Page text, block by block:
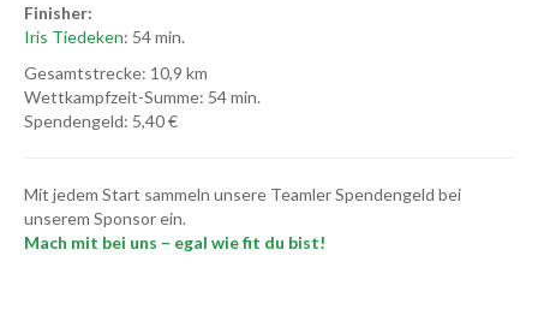
Finisher:
Iris Tiedeken: 54 min.
Gesamtstrecke: 10,9 km
Wettkampfzeit-Summe: 54 min.
Spendengeld: 5,40 €
Mit jedem Start sammeln unsere Teamler Spendengeld bei
unserem Sponsor ein.
Mach mit bei uns – egal wie fit du bist!